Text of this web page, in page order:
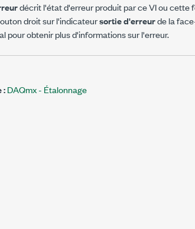
décrit l'état d'erreur produit par ce VI ou cette
droit sur l'indicateursortie d'erreurde la
pour obtenir plus d'informations sur l'erreur.
:DAQmx - Étalonnage